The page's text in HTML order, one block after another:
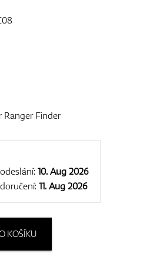
poukazy
Finder
10. Aug 2026
11. Aug 2026
KOŠÍKU